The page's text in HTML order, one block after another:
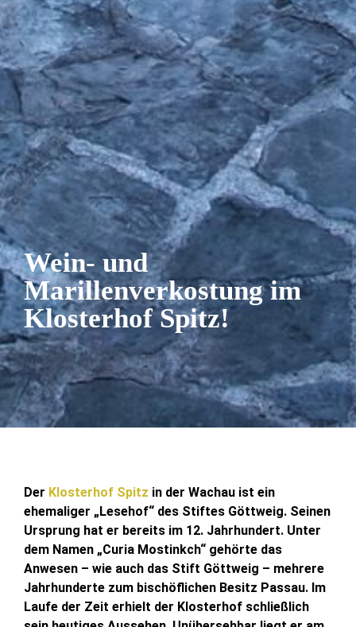
Wein- und
Marillenverkostung im
Klosterhof Spitz!
Der Klosterhof Spitz in der Wachau ist ein
ehemaliger „Lesehof“ des Stiftes Göttweig. Seinen
Ursprung hat er bereits im 12. Jahrhundert. Unter
dem Namen „Curia Mostinkch“ gehörte das
Anwesen – wie auch das Stift Göttweig – mehrere
Jahrhunderte zum bischöflichen Besitz Passau. Im
Laufe der Zeit erhielt der Klosterhof schließlich